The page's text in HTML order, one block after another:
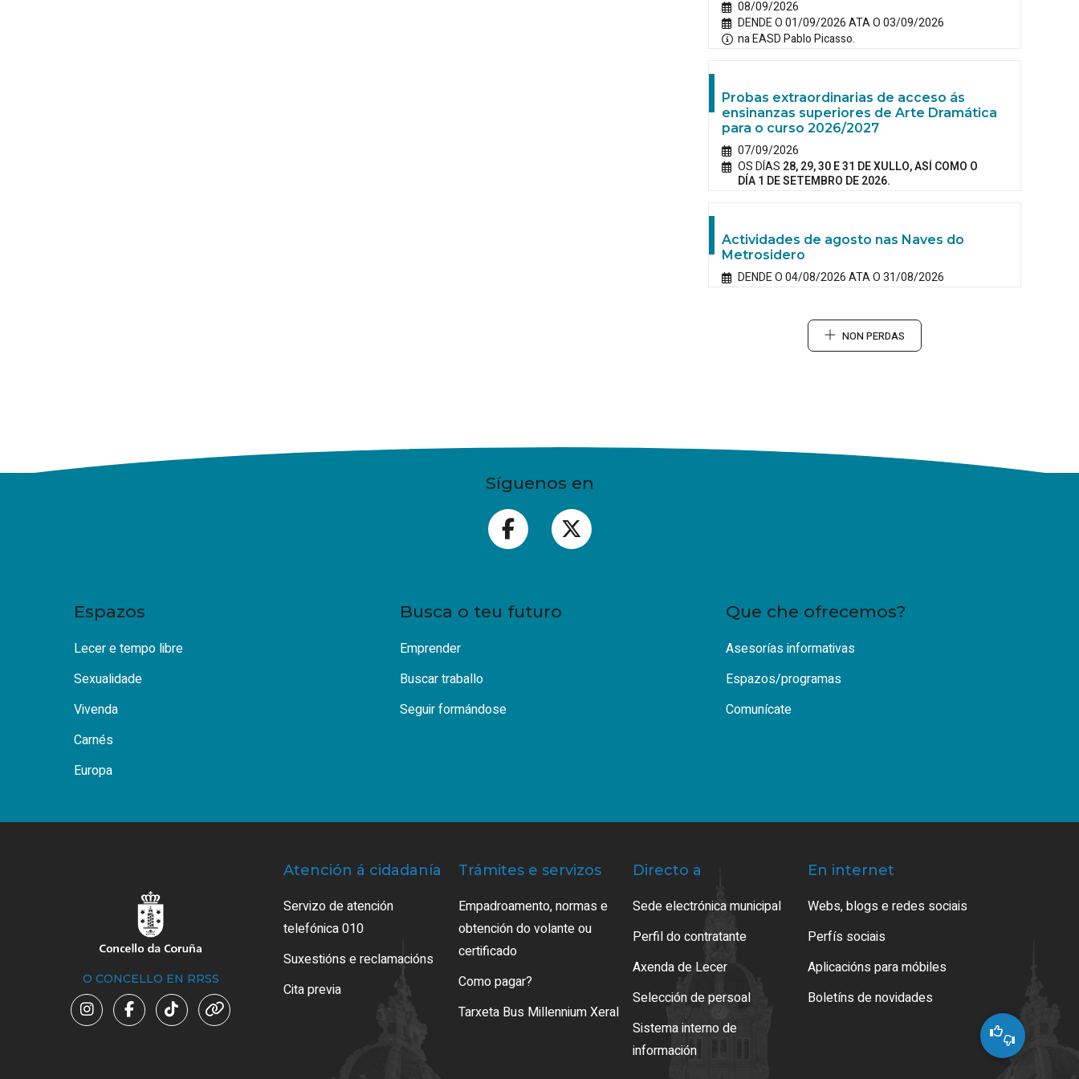
08/09/2026
DENDE O 01/09/2026 ATA O 03/09/2026
na EASD Pablo Picasso.
Probas extraordinarias de acceso ás
ensinanzas superiores de Arte Dramática
para o curso 2026/2027
07/09/2026
OS DÍAS 28, 29, 30 E 31 DE XULLO, ASÍ COMO O
DÍA 1 DE SETEMBRO DE 2026.
Actividades de agosto nas Naves do
Metrosidero
DENDE O 04/08/2026 ATA O 31/08/2026
NON PERDAS
Síguenos en
Espazos
Lecer e tempo libre
Sexualidade
Vivenda
Carnés
Europa
Busca o teu futuro
Emprender
Buscar traballo
Seguir formándose
Que che ofrecemos?
Asesorías informativas
Espazos/programas
Comunícate
O CONCELLO EN RRSS
Atención á cidadanía
Servizo de atención
telefónica 010
Suxestións e reclamacións
Cita previa
Trámites e servizos
Empadroamento, normas e
obtención do volante ou
certificado
Como pagar?
Tarxeta Bus Millennium Xeral
Directo a
Sede electrónica municipal
Perfil do contratante
Axenda de Lecer
Selección de persoal
Sistema interno de
información
En internet
Webs, blogs e redes sociais
Perfís sociais
Aplicacións para móbiles
Boletíns de novidades